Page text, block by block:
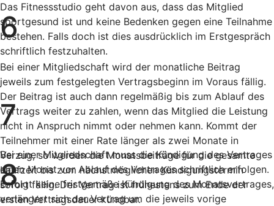
Das Fitnessstudio geht davon aus, dass das Mitglied
sportgesund ist und keine Bedenken gegen eine Teilnahme
bestehen. Falls doch ist dies ausdrücklich im Erstgespräch
schriftlich festzuhalten.
6
Bei einer Mitgliedschaft wird der monatliche Beitrag
jeweils zum festgelegten Vertragsbeginn im Voraus fällig.
Der Beitrag ist auch dann regelmäßig bis zum Ablauf des
Vertrags weiter zu zahlen, wenn das Mitglied die Leistung
nicht in Anspruch nimmt oder nehmen kann. Kommt der
Teilnehmer mit einer Rate länger als zwei Monate in
Verzug, so werden die Monatsbeiträge für die gesamte
Laufzeit bis zum nächstmöglichen Kündigungstermin
sofort fällig. Der Vertrag ist frühestens zum Ende der
ersten Vertragsdauer kündbar.
7
Bei einer Mitgliedschaft muss die Kündigung des Vertrages
einen Monat vor Ablauf des Vertrages schriftlich erfolgen.
Erfolgt keine fristgemäße Kündigung des Monatsvertrages,
verlängert sich der Vertrag um die jeweils vorige
8